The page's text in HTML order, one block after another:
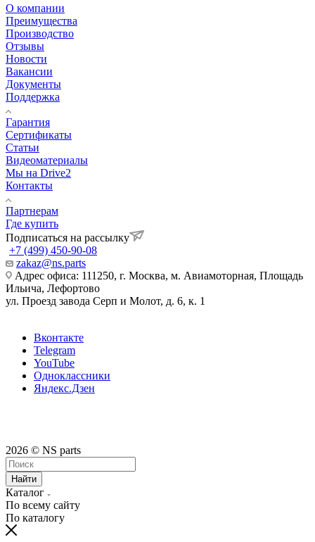
О компании
Преимущества
Производство
Отзывы
Новости
Вакансии
Документы
Поддержка
Гарантия
Сертификаты
Статьи
Видеоматериалы
Мы на Drive2
Контакты
Партнерам
Где купить
Подписаться на рассылку
+7 (499) 450-90-08
zakaz@ns.parts
Адрес офиса: 111250, г. Москва, м. Авиамоторная, Площадь
Ильича, Лефортово
ул. Проезд завода Серп и Молот, д. 6, к. 1
Вконтакте
Telegram
YouTube
Одноклассники
Яндекс.Дзен
2026 © NS parts
Найти
Каталог
По всему сайту
По каталогу